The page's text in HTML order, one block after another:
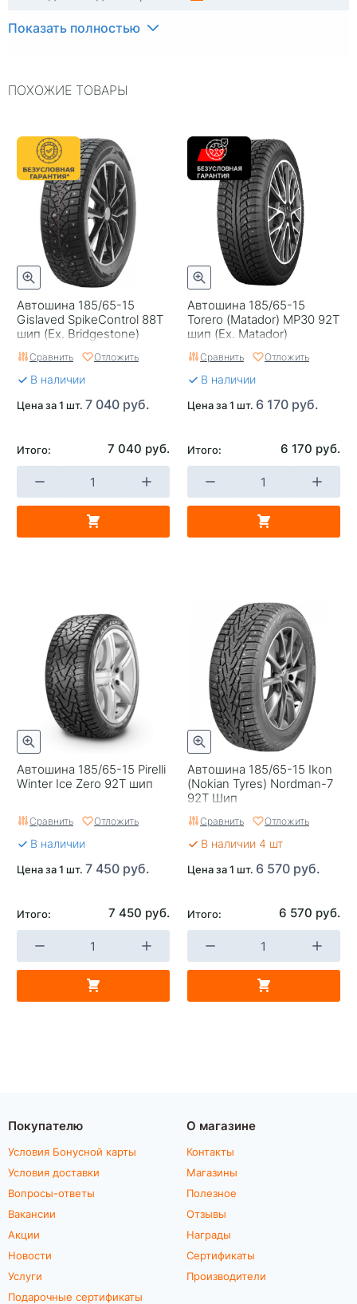
Индекс скорости
Типоразмер
Тип шины
Легковые
RunFlat
Комплектация
шина
Шип
Шипованная
Гарантия
1 год
Страна изготовителя
Россия
Показать полностью
ПОХОЖИЕ ТОВАРЫ
Автошина 185/65-15
Gislaved SpikeControl 88T
шип (Ex. Bridgestone)
Сравнить Отложить
В наличии
Цена за 1 шт. 7 040 руб.
Итого: 7 040 руб.
Автошина 185/65-15
Torero (Matador) MP30 92T
шип (Ex. Matador)
Сравнить Отложить
В наличии
Цена за 1 шт. 6 170 руб.
Итого: 6 170 руб.
Автошина 185/65-15 Pirelli
Winter Ice Zero 92T шип
Сравнить Отложить
В наличии
Цена за 1 шт. 7 450 руб.
Итого: 7 450 руб.
Автошина 185/65-15 Ikon
(Nokian Tyrеs) Nordman-7
92T Шип
Сравнить Отложить
В наличии 4 шт
Цена за 1 шт. 6 570 руб.
Итого: 6 570 руб.
Покупателю
Условия Бонусной карты
Условия доставки
Вопросы-ответы
Вакансии
Акции
Новости
Услуги
Подарочные сертификаты
О магазине
Контакты
Магазины
Полезное
Отзывы
Награды
Сертификаты
Производители